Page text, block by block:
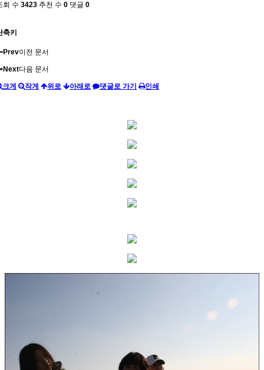
회 수 3423 추천 수 0 댓글 0
축키
Prev이전 문서
Next다음 문서
크게 작게 위로 아래로 댓글로 가기 인쇄